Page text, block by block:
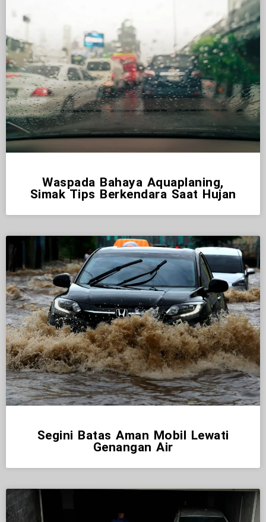
Waspada Bahaya Aquaplaning,
Simak Tips Berkendara Saat Hujan
Segini Batas Aman Mobil Lewati
Genangan Air